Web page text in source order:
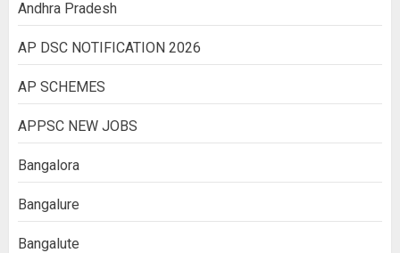
Andhra Pradesh
AP DSC NOTIFICATION 2026
AP SCHEMES
APPSC NEW JOBS
Bangalora
Bangalure
Bangalute